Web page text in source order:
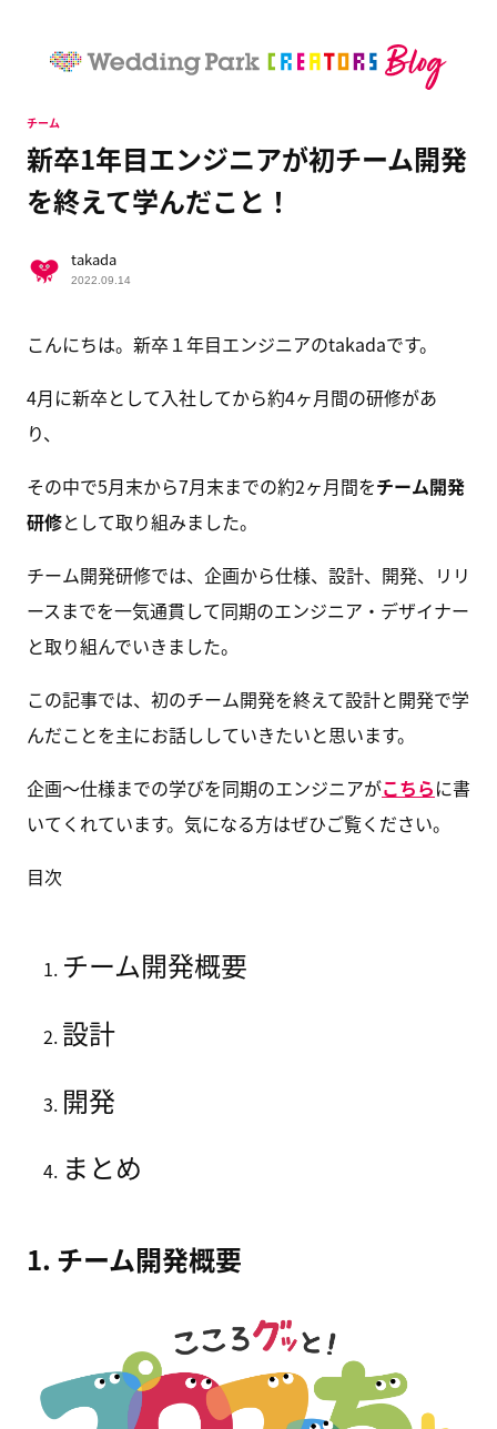
新卒1年目エンジニアが初チーム開発
を終えて学んだこと！
チーム
takada
2022.09.14
こんにちは。新卒１年目エンジニアのtakadaです。
4月に新卒として入社してから約4ヶ月間の研修があ
り、
その中で5月末から7月末までの約2ヶ月間をチーム開発
研修として取り組みました。
チーム開発研修では、企画から仕様、設計、開発、リリ
ースまでを一気通貫して同期のエンジニア・デザイナー
と取り組んでいきました。
この記事では、初のチーム開発を終えて設計と開発で学
んだことを主にお話ししていきたいと思います。
企画〜仕様までの学びを同期のエンジニアがこちらに書
いてくれています。気になる方はぜひご覧ください。
目次
チーム開発概要
設計
開発
まとめ
1. チーム開発概要